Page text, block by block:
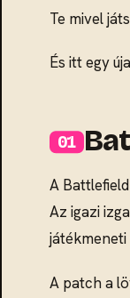
Te mivel
És itt egy
A
Az igazi
A patch a